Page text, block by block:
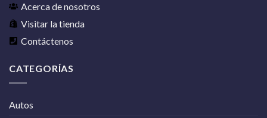
Acerca de nosotros
Visitar la tienda
Contáctenos
CATEGORÍAS
Autos